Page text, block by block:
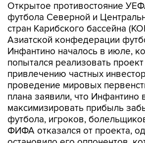
Открытое противостояние
футбола Северной и
стран Карибского бассейна
Азиатской конфедерации
Инфантино началось в июле,
попытался реализовать
привлечению частных
проведение мировых
плана заявили, что Инфантино
максимизировать прибыль
футбола, игроков,
ФИФА отказался от проекта,